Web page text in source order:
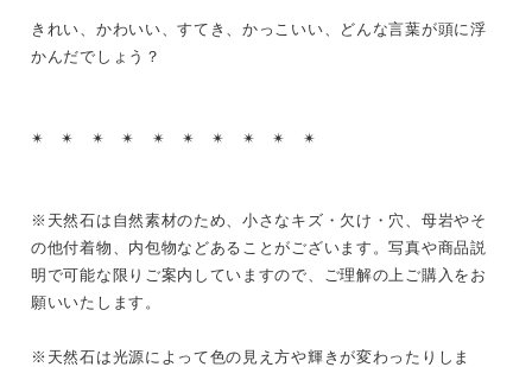
きれい、かわいい、すてき、かっこいい、どんな言葉が頭に浮
かんだでしょう？
✴︎ ✴︎ ✴︎ ✴︎ ✴︎ ✴︎ ✴︎ ✴︎ ✴︎ ✴︎
※天然石は自然素材のため、小さなキズ・欠け・穴、母岩やそ
の他付着物、内包物などあることがございます。写真や商品説
明で可能な限りご案内していますので、ご理解の上ご購入をお
願いいたします。
※天然石は光源によって色の見え方や輝きが変わったりしま